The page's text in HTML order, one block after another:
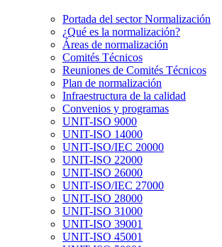
Portada del sectorNormalización
¿Qué es la normalización?
Áreas de normalización
Comités Técnicos
Reuniones de Comités Técnicos
Plan de normalización
Infraestructura de la calidad
Convenios y programas
UNIT-ISO 9000
UNIT-ISO 14000
UNIT-ISO/IEC 20000
UNIT-ISO 22000
UNIT-ISO 26000
UNIT-ISO/IEC 27000
UNIT-ISO 28000
UNIT-ISO 31000
UNIT-ISO 39001
UNIT-ISO 45001